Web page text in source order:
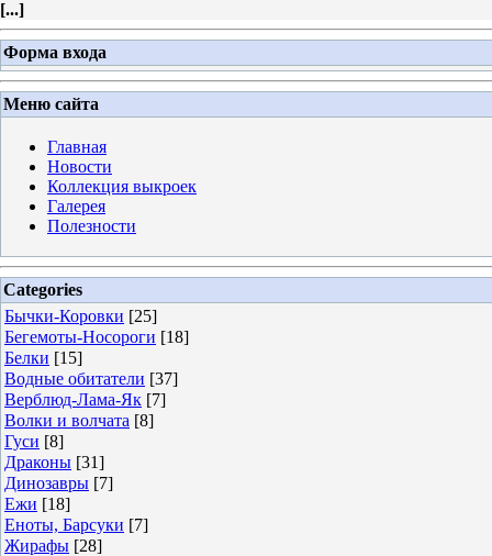
[...]
Форма входа
Меню сайта
Главная
Новости
Коллекция выкроек
Галерея
Полезности
Categories
Бычки-Коровки [25]
Бегемоты-Носороги [18]
Белки [15]
Водные обитатели [37]
Верблюд-Лама-Як [7]
Волки и волчата [8]
Гуси [8]
Драконы [31]
Динозавры [7]
Ежи [18]
Еноты, Барсуки [7]
Жирафы [28]